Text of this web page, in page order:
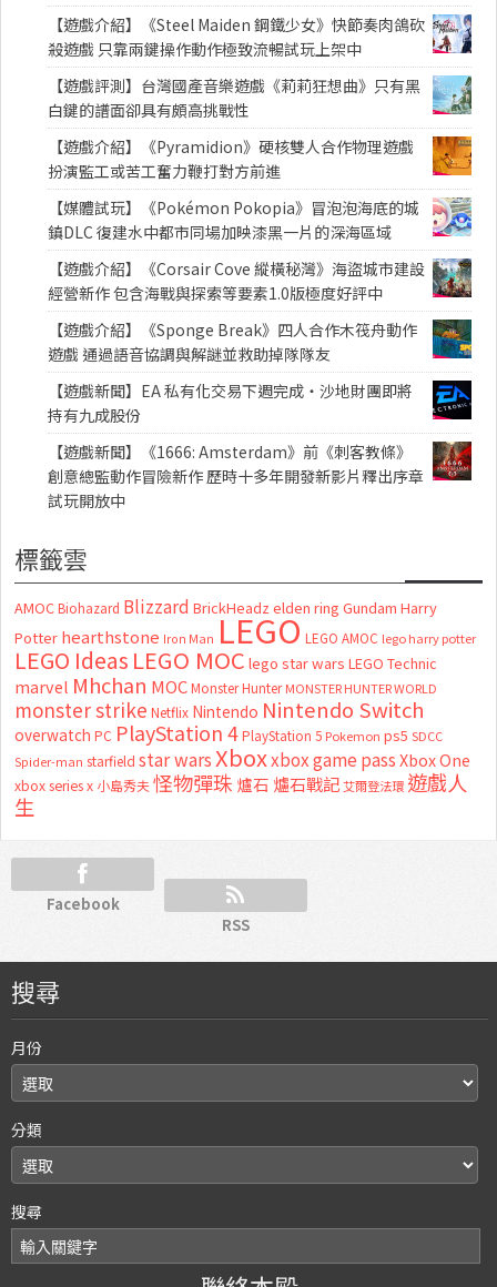
【遊戲介紹】《Steel Maiden 鋼鐵少女》快節奏肉鴿砍
殺遊戲 只靠兩鍵操作動作極致流暢試玩上架中
【遊戲評測】台灣國產音樂遊戲《莉莉狂想曲》只有黑
白鍵的譜面卻具有頗高挑戰性
【遊戲介紹】《Pyramidion》硬核雙人合作物理遊戲
扮演監工或苦工奮力鞭打對方前進
【媒體試玩】《Pokémon Pokopia》冒泡泡海底的城
鎮DLC 復建水中都市同場加映漆黑一片的深海區域
【遊戲介紹】《Corsair Cove 縱橫秘灣》海盜城市建設
經營新作 包含海戰與探索等要素1.0版極度好評中
【遊戲介紹】《Sponge Break》四人合作木筏舟動作
遊戲 通過語音協調與解謎並救助掉隊隊友
【遊戲新聞】EA 私有化交易下週完成・沙地財團即將
持有九成股份
【遊戲新聞】《1666: Amsterdam》前《刺客教條》
創意總監動作冒險新作 歷時十多年開發新影片釋出序章
試玩開放中
標籤雲
AMOC Biohazard Blizzard BrickHeadz elden ring Gundam Harry
Potter hearthstone Iron Man LEGO LEGO AMOC lego harry potter
LEGO Ideas LEGO MOC lego star wars LEGO Technic
marvel Mhchan MOC Monster Hunter MONSTER HUNTER WORLD
monster strike Netflix Nintendo Nintendo Switch
overwatch PC PlayStation 4 PlayStation 5 Pokemon ps5 SDCC
Spider-man starfield star wars Xboxxbox game passXbox One
xbox series x 小島秀夫怪物彈珠 爐石 爐石戰記艾爾登法環 遊戲人
生
Facebook
RSS
搜尋
月份
分類
搜尋